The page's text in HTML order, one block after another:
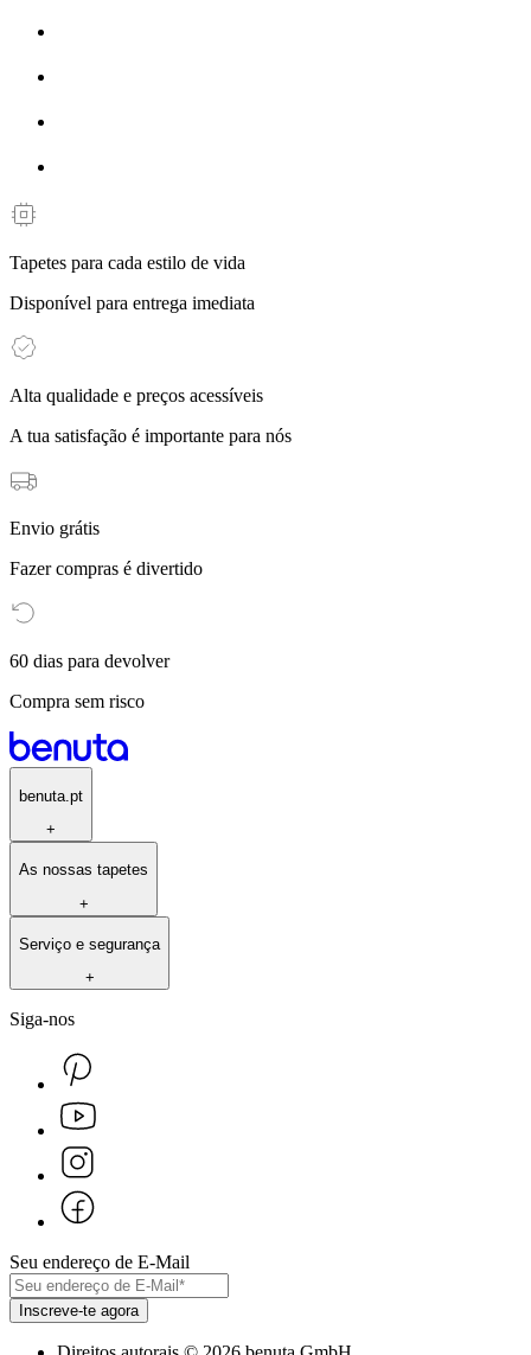
Tapetes para cada estilo de vida
Disponível para entrega imediata
Alta qualidade e preços acessíveis
A tua satisfação é importante para nós
Envio grátis
Fazer compras é divertido
60 dias para devolver
Compra sem risco
benuta.pt
+
As nossas tapetes
+
Serviço e segurança
+
Siga-nos
Seu endereço de E-Mail
Inscreve-te agora